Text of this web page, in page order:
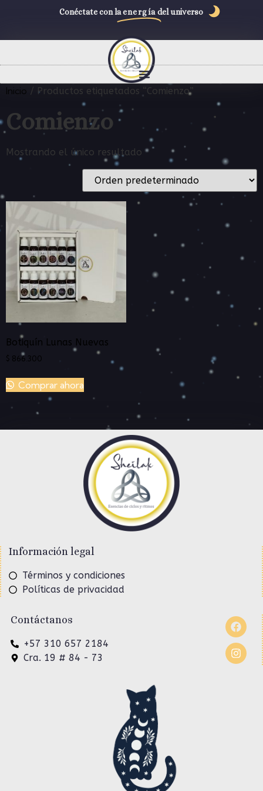
Conéctate con la energía del universo
Inicio / Productos etiquetados “Comienzo”
Comienzo
Mostrando el único resultado
Botiquín Lunas Nuevas
$ 866.300
Comprar ahora
Información legal
Términos y condiciones
Políticas de privacidad
Contáctanos
+57 310 657 2184
Cra. 19 # 84 - 73